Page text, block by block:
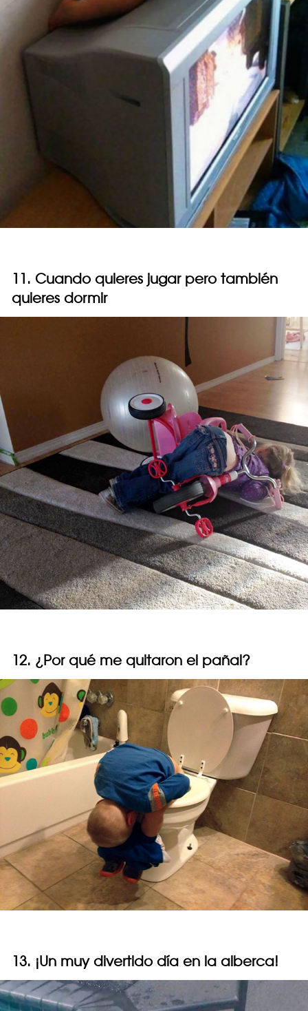
11. Cuando quieres jugar pero también
quieres dormir
12. ¿Por qué me quitaron el pañal?
13. ¡Un muy divertido día en la alberca!